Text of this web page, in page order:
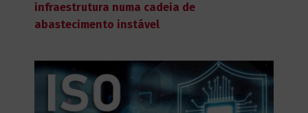
infraestrutura numa cadeia de
abastecimento instável